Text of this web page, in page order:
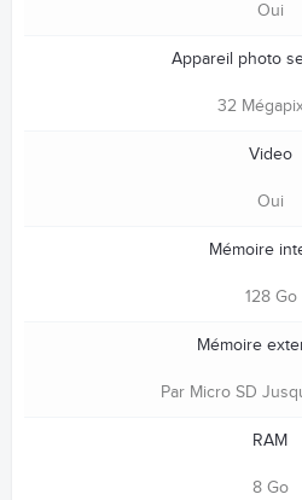
Oui
Appareil photo
32
Video
Oui
Mémoire
128 Go
Mémoire
Par Micro SD
RAM
8 Go